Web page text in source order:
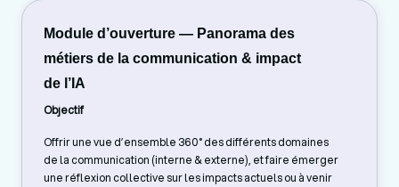
Module d’ouverture — Panorama des
métiers de la communication & impact
de l’IA
Objectif
Offrir une vue d’ensemble 360° des différents domaines
de la communication (interne & externe), et faire émerger
une réflexion collective sur les impacts actuels ou à venir